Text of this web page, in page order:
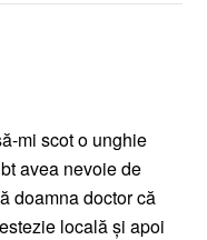
mi scot o unghie
avea nevoie de
doamna doctor că
locală și apoi